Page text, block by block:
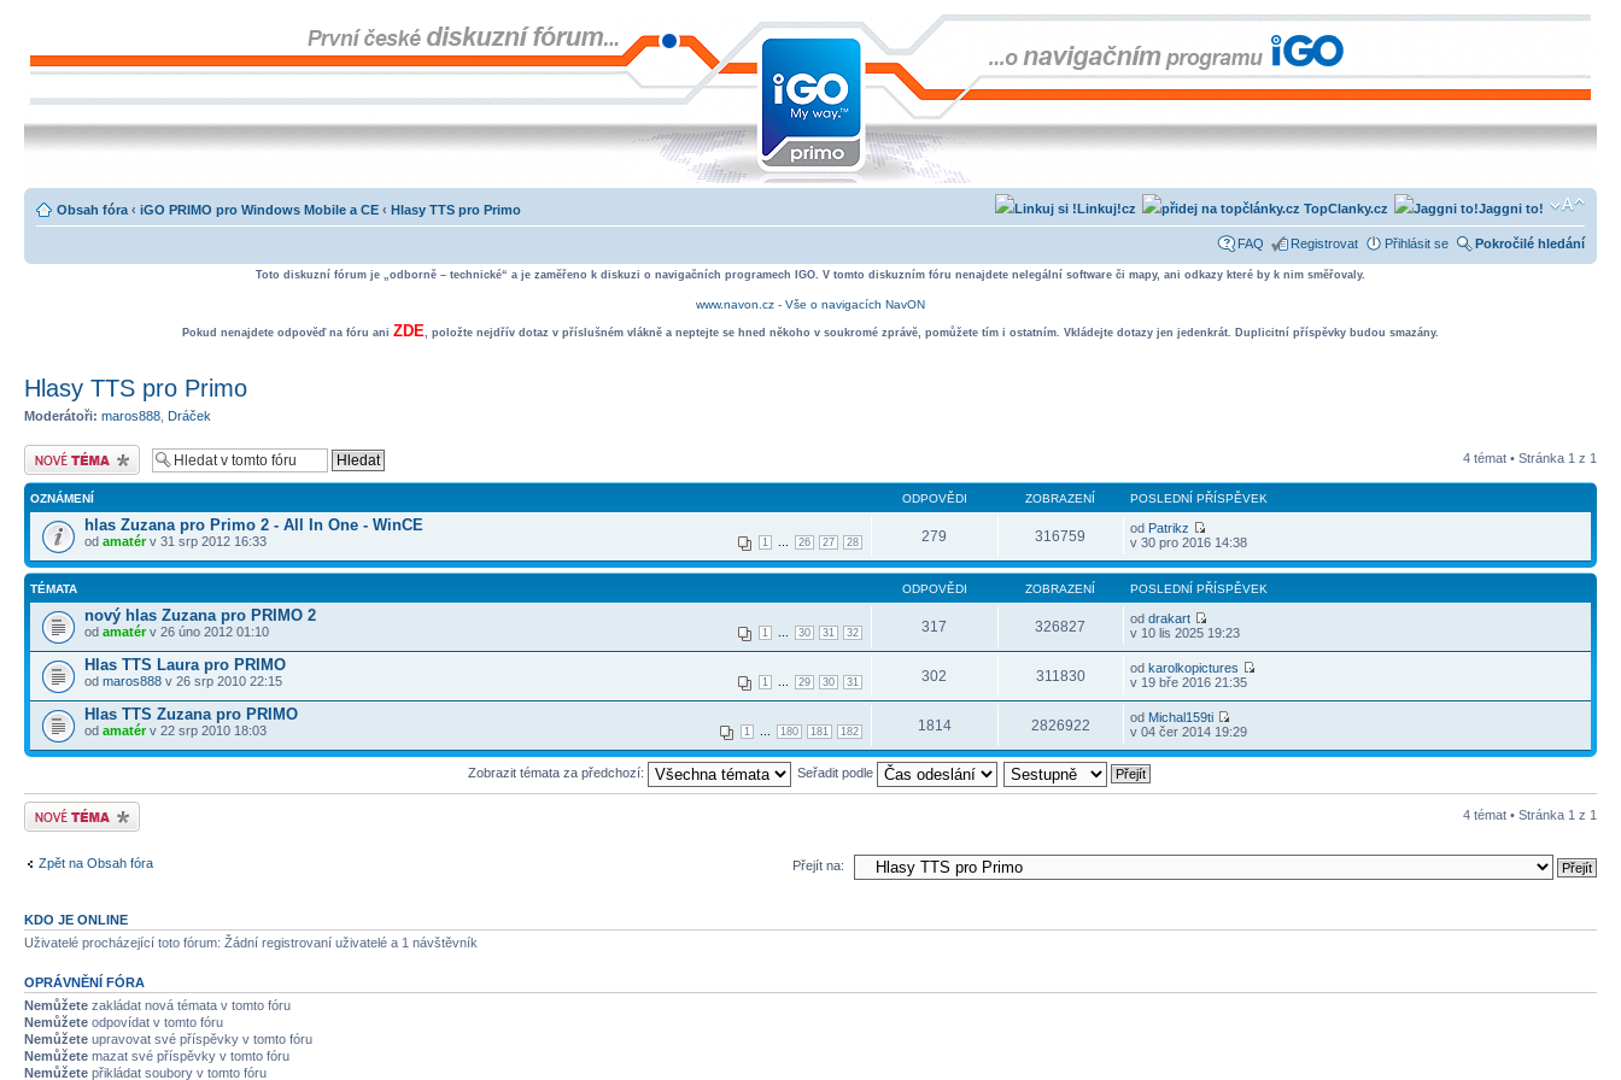
Obsah fóra ‹ iGO PRIMO pro Windows Mobile a CE ‹ Hlasy TTS pro Primo Jaggni to!
TopClanky.cz
Linkuj!cz
FAQ Registrovat Přihlásit se Pokročilé hledání
Toto diskuzní fórum je „odborně – technické“ a je zaměřeno k diskuzi o navigačních programech IGO. V tomto diskuzním fóru nenajdete nelegální software či mapy, ani odkazy které by k nim směřovaly.
www.navon.cz - Vše o navigacích NavON
Pokud nenajdete odpověď na fóru ani ZDE, položte nejdřív dotaz v příslušném vlákně a neptejte se hned někoho v soukromé zprávě, pomůžete tím i ostatním. Vkládejte dotazy jen jedenkrát. Duplicitní příspěvky budou smazány.
Hlasy TTS pro Primo
Moderátoři: maros888 Dráček
Odeslat nové téma 4 témat • Stránka 1 z 1
OZNÁMENÍ ODPOVĚDI ZOBRAZENÍ POSLEDNÍ PŘÍSPĚVEK
hlas Zuzana pro Primo 2 - All In One - WinCE
1 26 27 28
od amatérv 31 srp 2012 16:33 279 316759 od Patrikz
v 30 pro 2016 14:38
TÉMATA ODPOVĚDI ZOBRAZENÍ POSLEDNÍ PŘÍSPĚVEK
nový hlas Zuzana pro PRIMO 2
1 30 31 32
od amatérv 26 úno 2012 01:10 317 326827 oddrakart
v 10 lis 2025 19:23
Hlas TTS Laura pro PRIMO
1 29 30 31
od maros888 v 26 srp 2010 22:15 302 311830 odkarolkopictures
v 19 bře 2016 21:35
Hlas TTS Zuzana pro PRIMO
1 180 181 182
od amatérv 22 srp 2010 18:03 1814 2826922 od Michal159ti
v 04 čer 2014 19:29
Zobrazit témata za předchozí: Seřadit podle
Odeslat nové téma 4 témat • Stránka 1 z 1
Zpět na Obsah fóra Přejít na:
KDO JE ONLINE
Uživatelé procházející toto fórum: Žádní registrovaní uživatelé a 1 návštěvník
OPRÁVNĚNÍ FÓRA
Nemůžete zakládat nová témata v tomto fóru
Nemůžete odpovídat v tomto fóru
Nemůžete upravovat své příspěvky v tomto fóru
Nemůžete mazat své příspěvky v tomto fóru
Nemůžete přikládat soubory v tomto fóru